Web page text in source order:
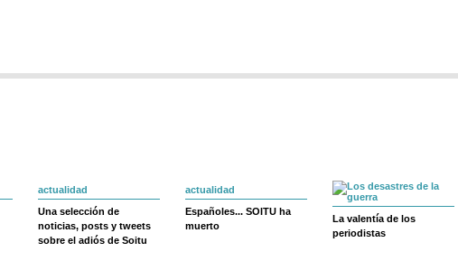
actualidad
Una selección de
noticias, posts y tweets
sobre el adiós de Soitu
actualidad
Españoles... SOITU ha
muerto
La valentía de los
periodistas